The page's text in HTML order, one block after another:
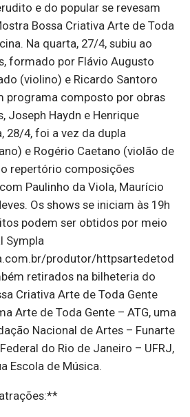
e do popular se revesam
Bossa Criativa Arte de Toda
Na quarta, 27/4, subiu ao
formado por Flávio Augusto
(violino) e Ricardo Santoro
programa composto por obras
Joseph Haydn e Henrique
28/4, foi a vez da dupla
e Rogério Caetano (violão de
repertório composições
Paulinho da Viola, Maurício
Os shows se iniciam às 19h
podem ser obtidos por meio
Sympla
produtor/httpsartedetod
retirados na bilheteria do
Criativa Arte de Toda Gente
Arte de Toda Gente – ATG, uma
Nacional de Artes – Funarte
do Rio de Janeiro – UFRJ,
Escola de Música.